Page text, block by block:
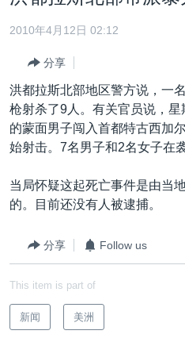
跳
转
容
到
中国
港澳
国际
最新国际新闻
印太
中东
欧洲
非洲
美洲
分类新闻
经济·金融·贸易
人权·法律·宗教
科教·文娱·体健
军事
劳工
美中关系
热点专题
白宫要闻
国会报道
美中关系
埃博拉疫情
VOA视频
VOA今日焦点
中文广播
关注我们
2010年4月12日 02:12
分享
洪都拉斯北部地区警方说，一
枪射杀了9人。有关官员说，
的蒙面男子闯入首都特古西加
始射击。7名男子和2名女子在
当局怀疑这起死亡事件是由当
的。目前还没有人被逮捕。
分享 Follow us
This item is part of
新闻 美洲